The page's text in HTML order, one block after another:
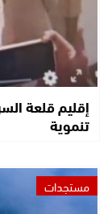
إقليم قلعة
تنموية
مستجدات